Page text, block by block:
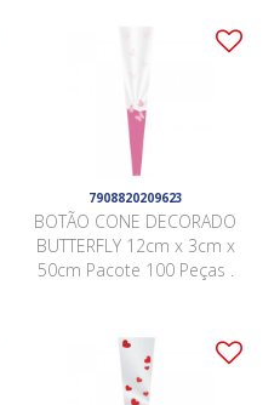
7908820209623
BOTÃO CONE DECORADO
BUTTERFLY 12cm x 3cm x
50cm Pacote 100 Peças .